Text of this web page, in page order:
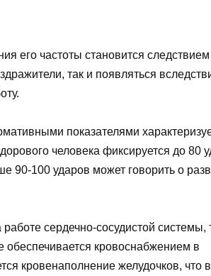
его частоты становится следствием
так и появляться
показателями
человека фиксируется до 80
90-100 ударов может говорить о
сердечно-сосудистой системы,
обеспечивается кровоснабжением в
кровенаполнение желудочков, что